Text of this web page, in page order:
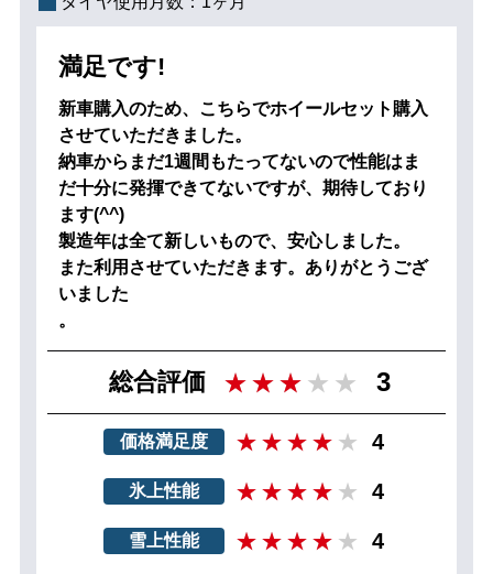
満足です!
新車購入のため、こちらでホイールセット購入
させていただきました。
納車からまだ1週間もたってないので性能はま
だ十分に発揮できてないですが、期待しており
ます(^^)
製造年は全て新しいもので、安心しました。
また利用させていただきます。ありがとうござ
いました
。
総合評価 3
価格満足度 4
氷上性能 4
雪上性能 4